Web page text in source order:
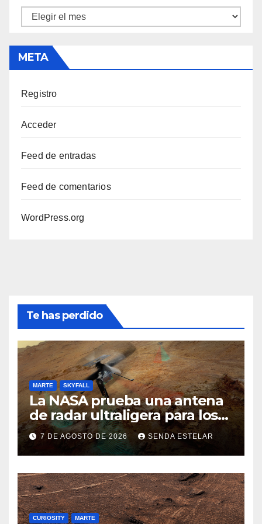
Archivos
META
Registro
Acceder
Feed de entradas
Feed de comentarios
WordPress.org
Te has perdido
MARTE SKYFALL
La NASA prueba una antena
de radar ultraligera para los
helicópteros SkyFall Mars
7 DE AGOSTO DE 2026 SENDA ESTELAR
CURIOSITY MARTE